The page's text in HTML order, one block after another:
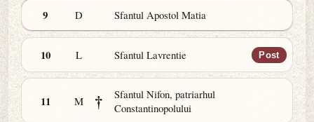
9 D Sfantul Apostol Matia
10 L Sfantul Lavrentie Post
11 M †
Sfantul Nifon, patriarhul
Constantinopolului